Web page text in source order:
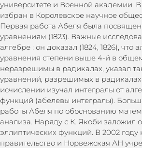
университете и Военной академии.
избран в Королевское научное
Первая работа Абеля была
уравнениям (1823). Важные
алгебре : он доказал (1824, 1826), что
уравнения степени выше 4-й в
неразрешимы в радикалах, указал
уравнений, разрешимых в
исчислении изучал интегралы от
функций (абелевы интегралы).
работы Абеля по обоснованию
анализа. Наряду с К. Якоби заложил
эллиптических функций. В 2002 году
правительство и Норвежская АН